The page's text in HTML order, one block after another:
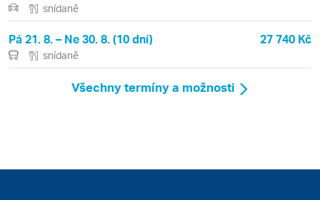
snídaně
Pá 21. 8. – Ne 30. 8. (10 dní) 27 740 Kč
snídaně
Všechny termíny a možnosti